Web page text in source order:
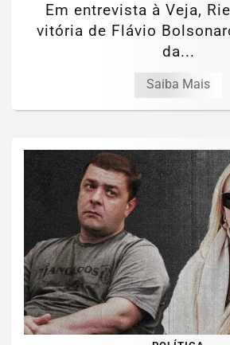
Em entrevista à Veja,
vitória de Flávio
da...
Saiba Mais